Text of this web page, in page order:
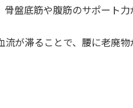
骨盤底筋や腹筋のサポート
流が滞ることで、腰に老廃